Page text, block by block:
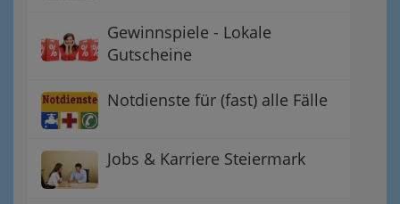
Gewinnspiele - Lokale
Gutscheine
Notdienste für (fast) alle Fälle
Jobs & Karriere Steiermark